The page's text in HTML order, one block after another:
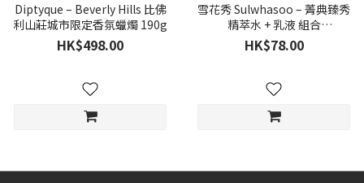
Diptyque – Beverly Hills 比佛
利山莊城市限定香氛蠟燭 190g
HK$498.00
雪花秀 Sulwhasoo – 菁典臻秀
精萃水 + 乳液 組合
(25ml+25ml) (各1支)
HK$78.00